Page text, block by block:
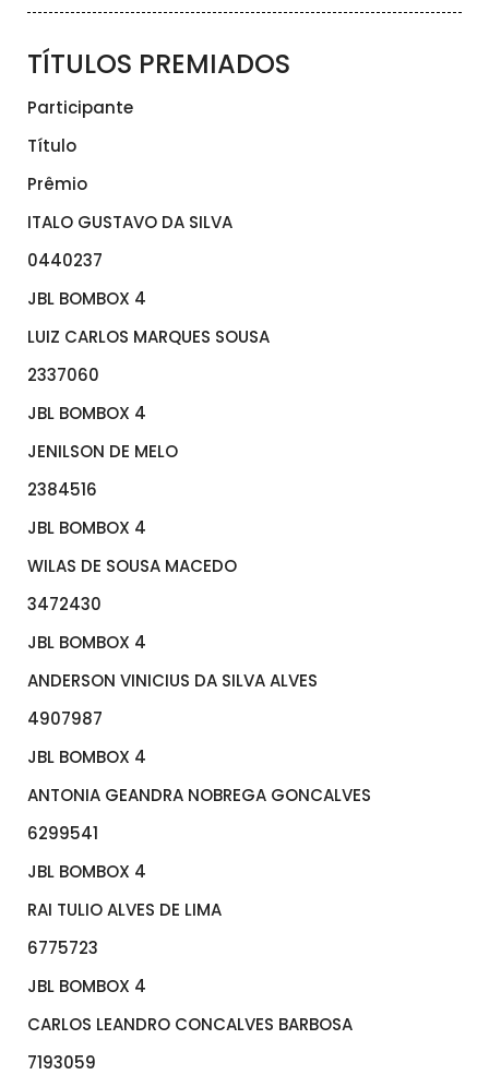
TÍTULOS PREMIADOS
Participante
Título
Prêmio
ITALO GUSTAVO DA SILVA
0440237
JBL BOMBOX 4
LUIZ CARLOS MARQUES SOUSA
2337060
JBL BOMBOX 4
JENILSON DE MELO
2384516
JBL BOMBOX 4
WILAS DE SOUSA MACEDO
3472430
JBL BOMBOX 4
ANDERSON VINICIUS DA SILVA ALVES
4907987
JBL BOMBOX 4
ANTONIA GEANDRA NOBREGA GONCALVES
6299541
JBL BOMBOX 4
RAI TULIO ALVES DE LIMA
6775723
JBL BOMBOX 4
CARLOS LEANDRO CONCALVES BARBOSA
7193059